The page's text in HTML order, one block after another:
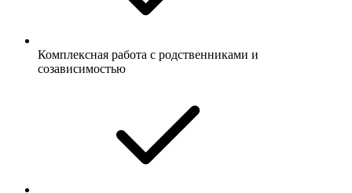
Комплексная работа с родственниками и
созависимостью